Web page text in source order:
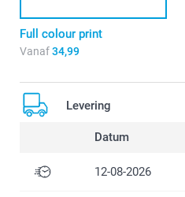
Full colour print
Vanaf34,99
Levering
Datum
12-08-2026